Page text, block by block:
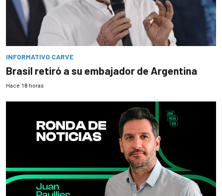
INFORMATIVO CARVE
Brasil retiró a su embajador de Argentina
Hace 18 horas